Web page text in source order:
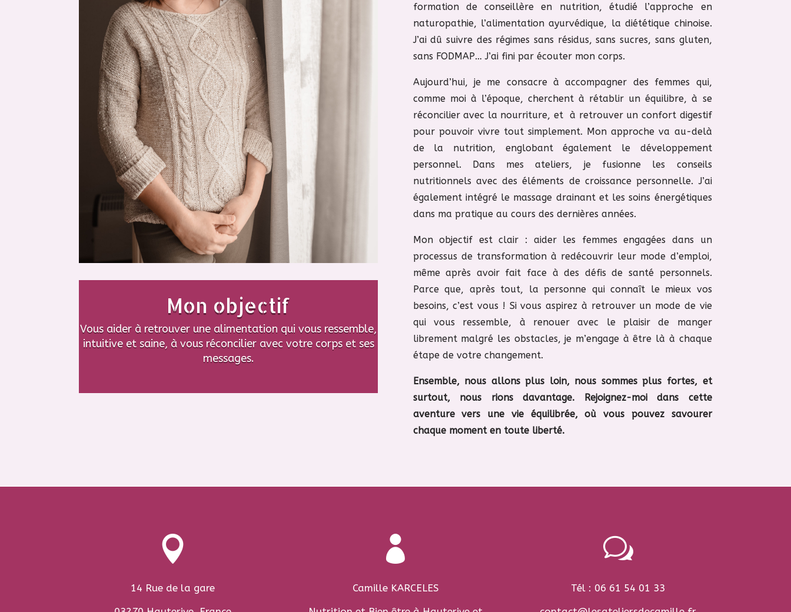
Mon objectif
Vous aider à retrouver une alimentation qui vous ressemble,
intuitive et saine, à vous réconcilier avec votre corps et ses
messages.
formation de conseillère en nutrition, étudié l’approche en
naturopathie, l’alimentation ayurvédique, la diététique chinoise.
J’ai dû suivre des régimes sans résidus, sans sucres, sans gluten,
sans FODMAP… J’ai fini par écouter mon corps.
Aujourd’hui, je me consacre à accompagner des femmes qui,
comme moi à l’époque, cherchent à rétablir un équilibre, à se
réconcilier avec la nourriture, et à retrouver un confort digestif
pour pouvoir vivre tout simplement. Mon approche va au-delà
de la nutrition, englobant également le développement
personnel. Dans mes ateliers, je fusionne les conseils
nutritionnels avec des éléments de croissance personnelle. J’ai
également intégré le massage drainant et les soins énergétiques
dans ma pratique au cours des dernières années.
Mon objectif est clair : aider les femmes engagées dans un
processus de transformation à redécouvrir leur mode d’emploi,
même après avoir fait face à des défis de santé personnels.
Parce que, après tout, la personne qui connaît le mieux vos
besoins, c’est vous ! Si vous aspirez à retrouver un mode de vie
qui vous ressemble, à renouer avec le plaisir de manger
librement malgré les obstacles, je m’engage à être là à chaque
étape de votre changement.
Ensemble, nous allons plus loin, nous sommes plus fortes, et
surtout, nous rions davantage. Rejoignez-moi dans cette
aventure vers une vie équilibrée, où vous pouvez savourer
chaque moment en toute liberté.

14 Rue de la gare

Camille KARCELES
w
Tél : 06 61 54 01 33